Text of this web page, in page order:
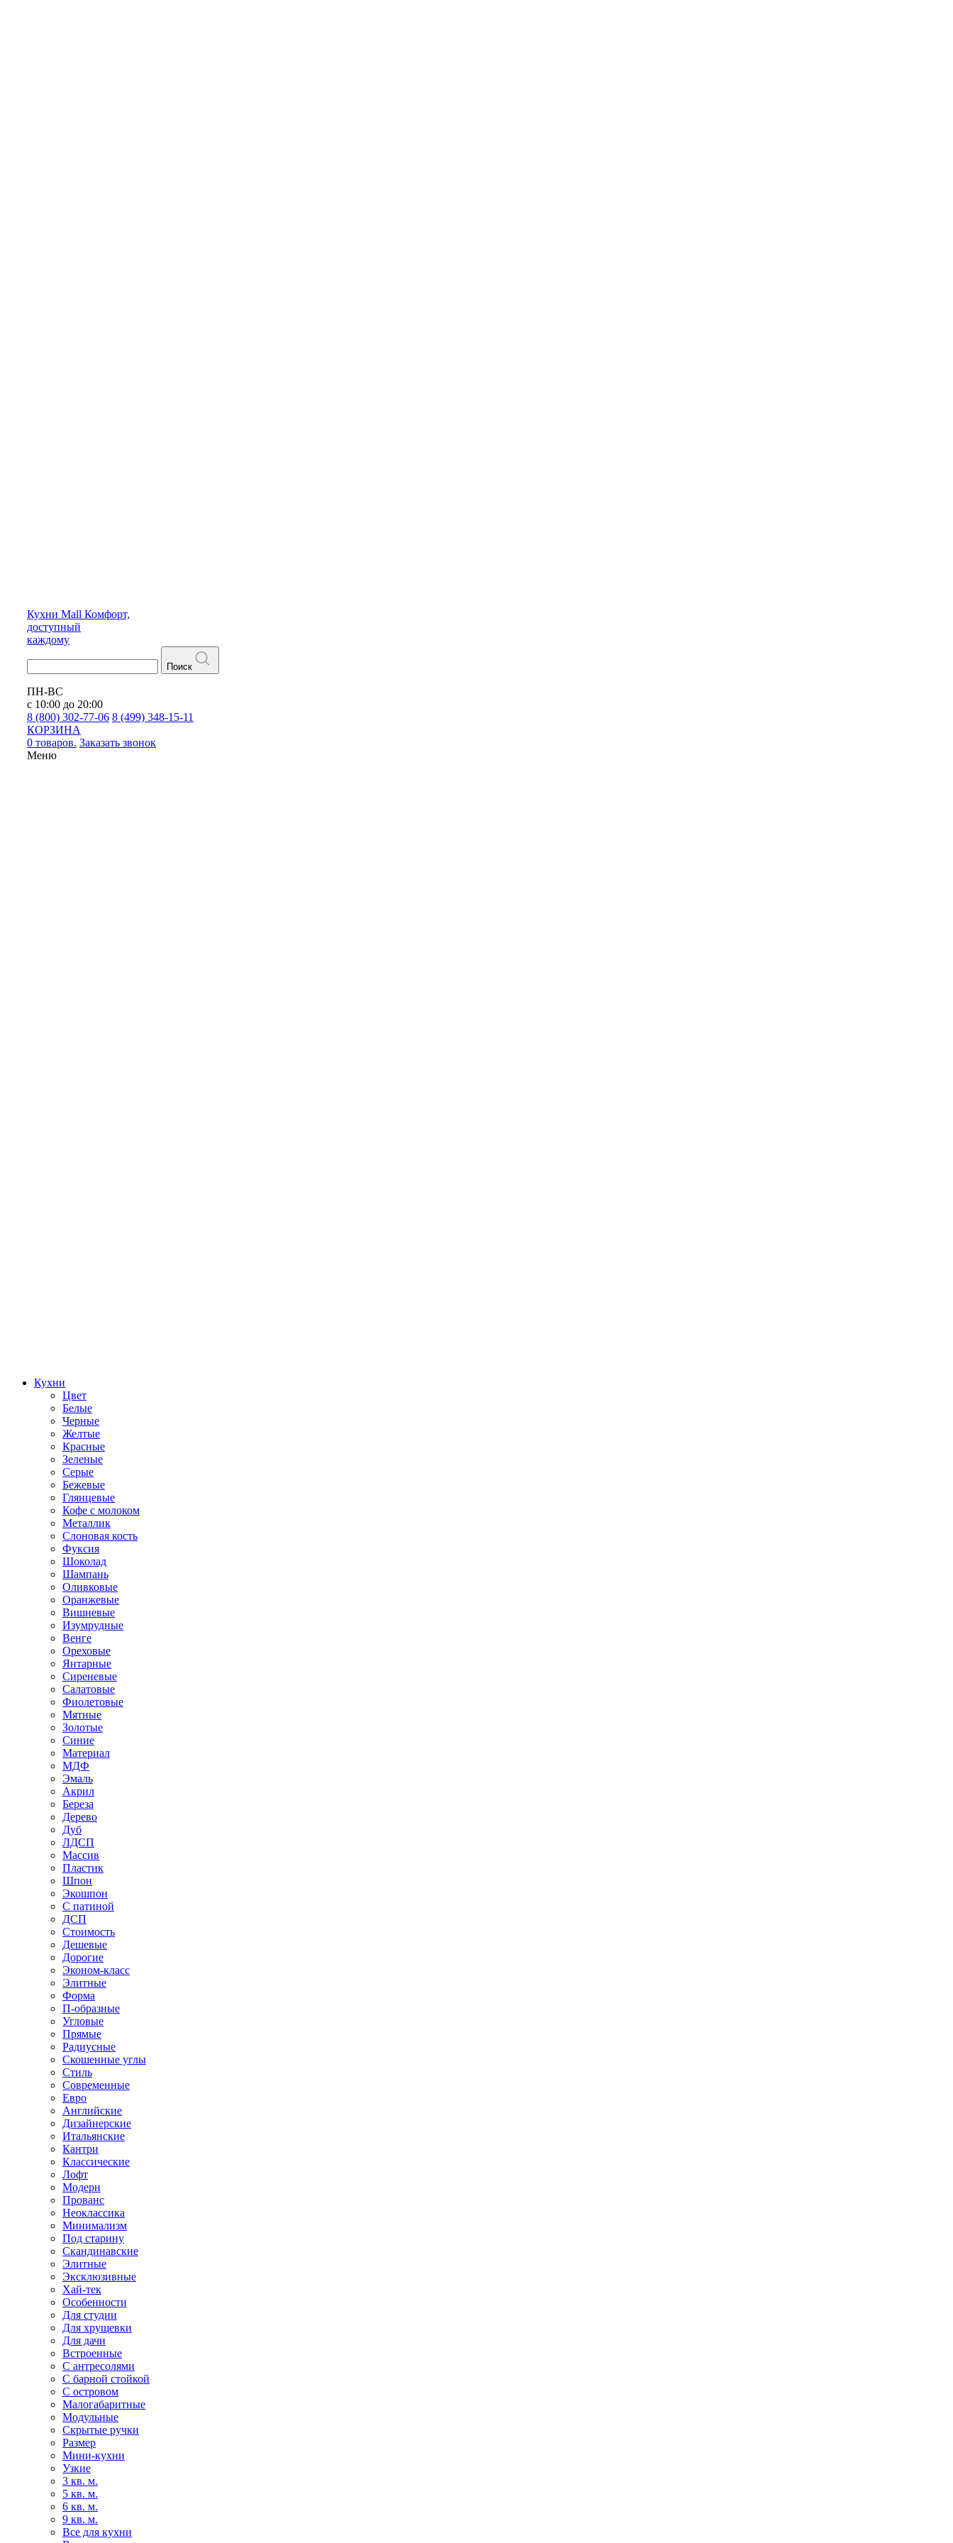
Кухни Mall Комфорт,
доступный
каждому
Поиск
ПН-ВС
с 10:00 до 20:00
8 (800) 302-77-06 8 (499) 348-15-11
КОРЗИНА
0 товаров. Заказать звонок
Меню
Кухни
Цвет
Белые
Черные
Желтые
Красные
Зеленые
Серые
Бежевые
Глянцевые
Кофе с молоком
Металлик
Слоновая кость
Фуксия
Шоколад
Шампань
Оливковые
Оранжевые
Вишневые
Изумрудные
Венге
Ореховые
Янтарные
Сиреневые
Салатовые
Фиолетовые
Мятные
Золотые
Синие
Материал
МДФ
Эмаль
Акрил
Береза
Дерево
Дуб
ЛДСП
Массив
Пластик
Шпон
Экошпон
С патиной
ДСП
Стоимость
Дешевые
Дорогие
Эконом-класс
Элитные
Форма
П-образные
Угловые
Прямые
Радиусные
Скошенные углы
Стиль
Современные
Евро
Английские
Дизайнерские
Итальянские
Кантри
Классические
Лофт
Модерн
Прованс
Неоклассика
Минимализм
Под старину
Скандинавские
Элитные
Эксклюзивные
Хай-тек
Особенности
Для студии
Для хрущевки
Для дачи
Встроенные
С антресолями
С барной стойкой
С островом
Малогабаритные
Модульные
Скрытые ручки
Размер
Мини-кухни
Узкие
3 кв. м.
5 кв. м.
6 кв. м.
9 кв. м.
Все для кухни